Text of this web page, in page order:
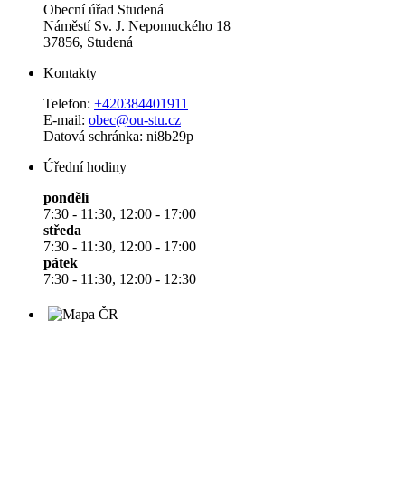
Obecní úřad Studená
Náměstí Sv. J. Nepomuckého 18
37856, Studená
Kontakty
Telefon: +420384401911
E-mail: obec@ou-stu.cz
Datová schránka: ni8b29p
Úřední hodiny
pondělí
7:30 - 11:30, 12:00 - 17:00
středa
7:30 - 11:30, 12:00 - 17:00
pátek
7:30 - 11:30, 12:00 - 12:30